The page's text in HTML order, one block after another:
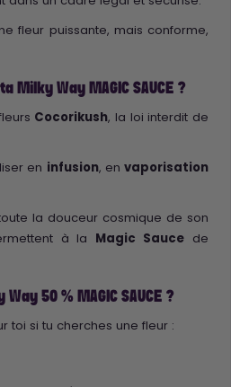
fleur puissante, mais conforme,
Milky Way MAGIC SAUCE ?
Cocorikush, la loi interdit de
en infusion, en vaporisation
la douceur cosmique de son
à la Magic Sauce de
50 % MAGIC SAUCE ?
toi si tu cherches une fleur :